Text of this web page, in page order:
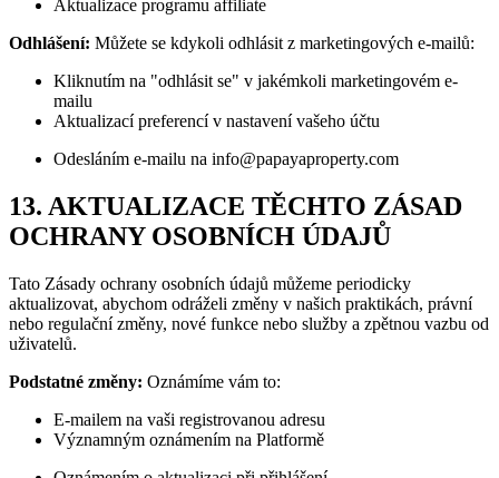
Aktualizace programu affiliate
Odhlášení: Můžete se kdykoli odhlásit z marketingových e-mailů:
Kliknutím na "odhlásit se" v jakémkoli marketingovém e-
mailu
Aktualizací preferencí v nastavení vašeho účtu
Odesláním e-mailu na info@papayaproperty.com
13. AKTUALIZACE TĚCHTO ZÁSAD
OCHRANY OSOBNÍCH ÚDAJŮ
Tato Zásady ochrany osobních údajů můžeme periodicky
aktualizovat, abychom odráželi změny v našich praktikách, právní
nebo regulační změny, nové funkce nebo služby a zpětnou vazbu od
uživatelů.
Podstatné změny: Oznámíme vám to:
E-mailem na vaši registrovanou adresu
Významným oznámením na Platformě